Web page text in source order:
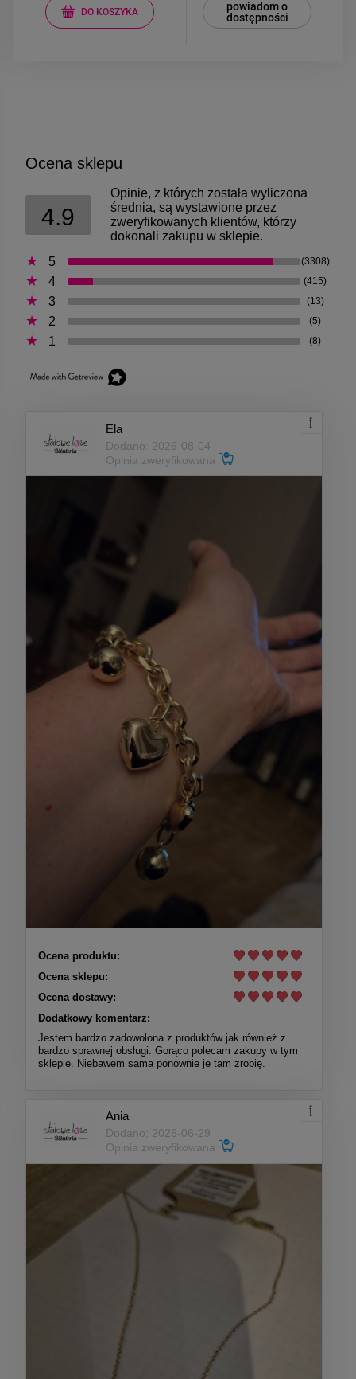
DO KOSZYKA
powiadom o
dostępności
Ocena sklepu
4.9
Opinie, z których została wyliczona
średnia, są wystawione przez
zweryfikowanych klientów, którzy
dokonali zakupu w sklepie.
5
(3308)
4 (415)
3 (13)
2 (5)
1 (8)
Ela
Dodano: 2026-08-04
Opinia zweryfikowana
Ocena produktu:
Ocena sklepu:
Ocena dostawy:
Dodatkowy komentarz:
Jestem bardzo zadowolona z produktów jak również z
bardzo sprawnej obsługi. Gorąco polecam zakupy w tym
sklepie. Niebawem sama ponownie je tam zrobię.
Ania
Dodano: 2026-06-29
Opinia zweryfikowana